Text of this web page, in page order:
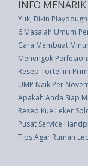
INFO MENARIK
Yuk, Bikin
6 Masalah Umum
Cara Membuat
Menengok
Resep Tortellini
UMP Naik Per
Apakah Anda Siap
Resep Kue Leker
Pusat Service
Tips Agar Rumah